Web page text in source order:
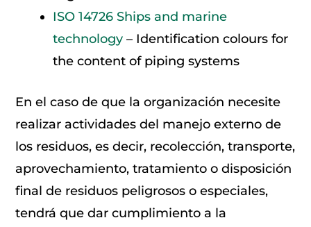
ISO 14726 Ships and marine
technology – Identification colours for
the content of piping systems
En el caso de que la organización necesite
realizar actividades del manejo externo de
los residuos, es decir, recolección, transporte,
aprovechamiento, tratamiento o disposición
final de residuos peligrosos o especiales,
tendrá que dar cumplimiento a la